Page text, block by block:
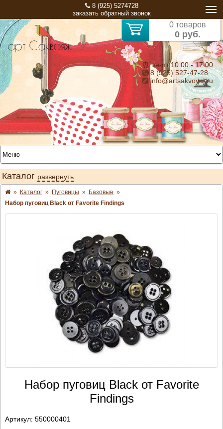
8 (925) 5274728
заказать обратный звонок
0 товаров
0 руб.
⏰ пн-пт 10:00 - 17:00
8 (925) 527-47-28
info@artsakvoyaj.ru
Каталог развернуть
» Каталог » Пуговицы » Базовые »
Набор пуговиц Black от Favorite Findings
Набор пуговиц Black от Favorite
Findings
Артикул: 550000401